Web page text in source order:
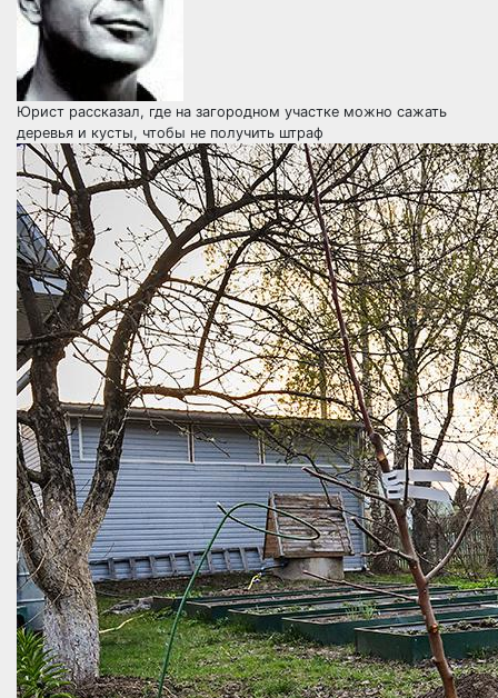
Юрист рассказал, где на загородном участке можно сажать
деревья и кусты, чтобы не получить штраф